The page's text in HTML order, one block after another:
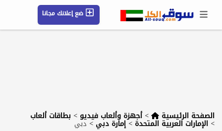
ضع إعلانك مجانا
حسابي / تسجيل
الصفحة الرئيسية >أجهزة وألعاب فيديو > بطاقات ألعاب
> الإمارات العربية المتحدة >إمارة دبي > دبي